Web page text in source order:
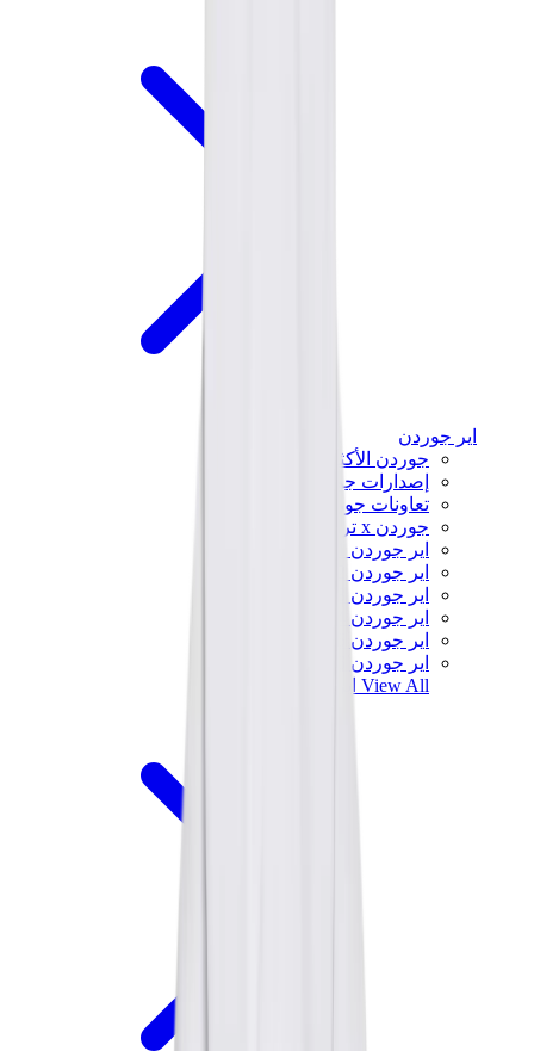
اير جوردن
جوردن الأكثر مبيعاً
إصدارات جوردن الجديدة
تعاونات جوردن
جوردن x ترافيس سكوت
اير جوردن 1
اير جوردن 2
اير جوردن 3
اير جوردن 4
اير جوردن 5
اير جوردن 6
View All اير جوردن